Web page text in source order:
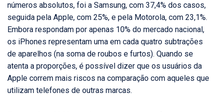
números absolutos, foi a Samsung, com 37,4% dos casos,
seguida pela Apple, com 25%, e pela Motorola, com 23,1%.
Embora respondam por apenas 10% do mercado nacional,
os iPhones representam uma em cada quatro subtrações
de aparelhos (na soma de roubos e furtos). Quando se
atenta a proporções, é possível dizer que os usuários da
Apple correm mais riscos na comparação com aqueles que
utilizam telefones de outras marcas.